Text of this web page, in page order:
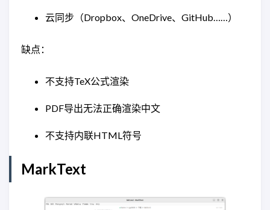
云同步（Dropbox、OneDrive、GitHub……）
缺点：
不支持TeX公式渲染
PDF导出无法正确渲染中文
不支持内联HTML符号
MarkText